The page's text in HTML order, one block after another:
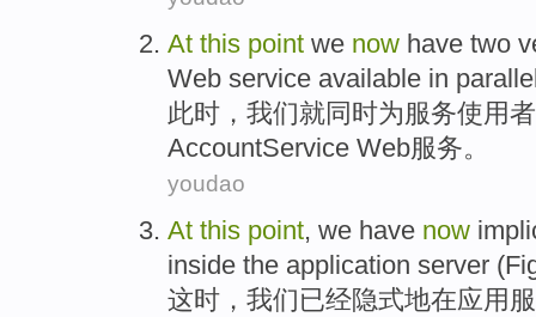
At this point we now have two
Web service available in
此时 ， 我们就同时为服务使用者
AccountService Web服务。
youdao
At this point, we have now
inside the application server (
这时 ， 我们已经隐式地在应用